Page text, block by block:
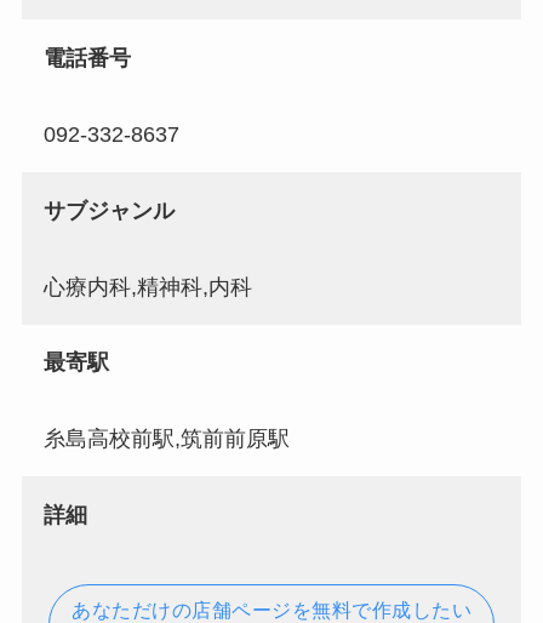
電話番号
092-332-8637
サブジャンル
心療内科,精神科,内科
最寄駅
糸島高校前駅,筑前前原駅
詳細
あなただけの店舗ページを無料で作成したい